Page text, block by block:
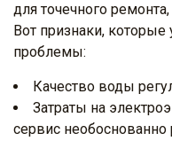
для точечного
Вот признаки,
проблемы:
Качество воды
Затраты на
сервис необоснованно